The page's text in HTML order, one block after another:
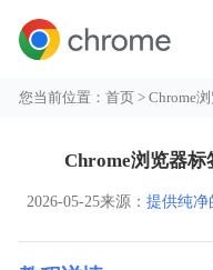
您当前位置：首页 > Chrome
Chrome浏览器标
2026-05-25来源： 提供纯净